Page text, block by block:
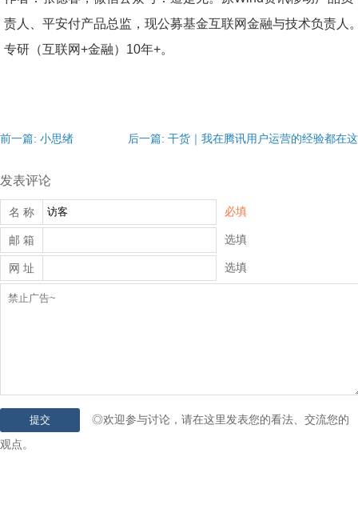
责人、平安付产品总监，现公募基金互联网金融与技术负责人
专研（互联网+金融）10年+。
前一篇: 小思绪 后一篇: 干货｜我在腾讯用户运营的经验都在这
发表评论
名 称 必填
邮 箱 选填
网 址 选填
◎欢迎参与讨论，请在这里发表您的看法、交流您的
观点。